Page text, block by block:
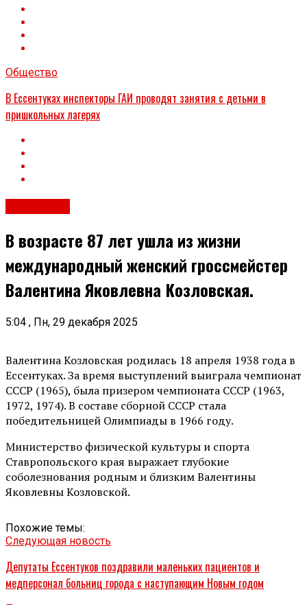
Общество
В Ессентуках инспекторы ГАИ проводят занятия с детьми в
пришкольных лагерях
В возрасте 87 лет ушла из жизни
международный женский гроссмейстер
Валентина Яковлевна Козловская.
5:04 , Пн, 29 декабря 2025
Валентина Козловская родилась 18 апреля 1938 года в
Ессентуках. За время выступлений выиграла чемпионат
СССР (1965), была призером чемпионата СССР (1963,
1972, 1974). В составе сборной СССР стала
победительницей Олимпиады в 1966 году.
Министерство физической культуры и спорта
Ставропольского края выражает глубокие
соболезнования родным и близким Валентины
Яковлевны Козловской.
Похожие темы:
Следующая новость
Депутаты Ессентуков поздравили маленьких пациентов и
медперсонал больниц города с наступающим Новым годом